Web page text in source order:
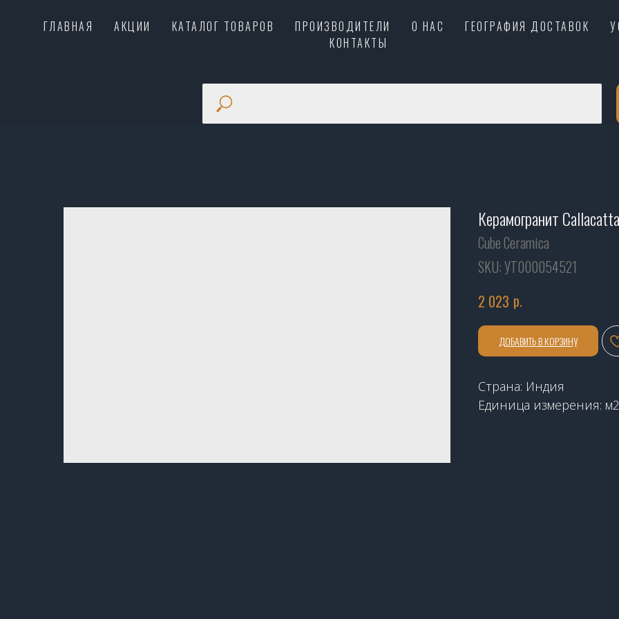
ГЛАВНАЯ АКЦИИ КАТАЛОГ ТОВАРОВ ПРОИЗВОДИТЕЛИ О НАС ГЕОГРАФИЯ ДОСТАВОК
КОНТАКТЫ
Керамогранит
Cube Ceramica
SKU:УТ000054521
2 023 р.
ДОБАВИТЬ В КОРЗИНУ
Страна: Индия
Единица измерения: м2